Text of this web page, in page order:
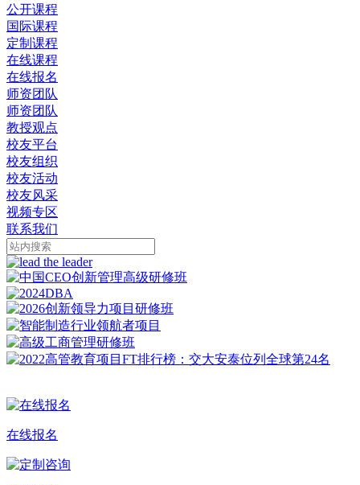
公开课程
国际课程
定制课程
在线课程
在线报名
师资团队
师资团队
教授观点
校友平台
校友组织
校友活动
校友风采
视频专区
联系我们
在线报名